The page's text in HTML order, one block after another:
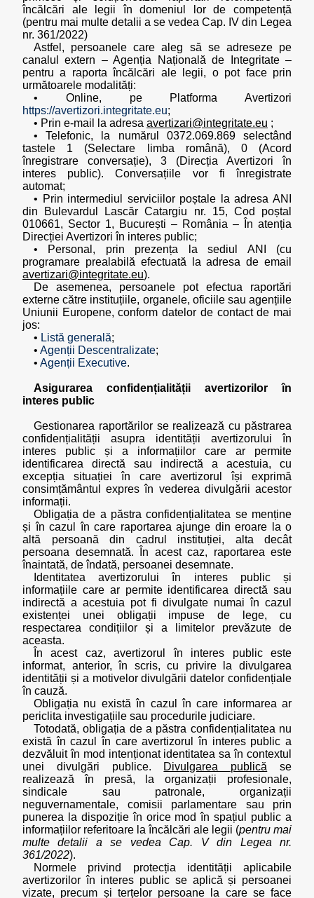
încălcări ale legii în domeniul lor de competență
(pentru mai multe detalii a se vedea Cap. IV din Legea
nr. 361/2022)
Astfel, persoanele care aleg să se adreseze pe
canalul extern – Agenția Națională de Integritate –
pentru a raporta încălcări ale legii, o pot face prin
următoarele modalități:
• Online, pe Platforma Avertizori
https://avertizori.integritate.eu;
• Prin e-mail la adresa avertizari@integritate.eu ;
• Telefonic, la numărul 0372.069.869 selectând
tastele 1 (Selectare limba română), 0 (Acord
înregistrare conversație), 3 (Direcția Avertizori în
interes public). Conversațiile vor fi înregistrate
automat;
• Prin intermediul serviciilor poștale la adresa ANI
din Bulevardul Lascăr Catargiu nr. 15, Cod poștal
010661, Sector 1, București – România – În atenția
Direcției Avertizori în interes public;
• Personal, prin prezența la sediul ANI (cu
programare prealabilă efectuată la adresa de email
avertizari@integritate.eu).
De asemenea, persoanele pot efectua raportări
externe către instituțiile, organele, oficiile sau agențiile
Uniunii Europene, conform datelor de contact de mai
jos:
• Listă generală;
• Agenții Descentralizate;
• Agenții Executive.
Asigurarea confidențialității avertizorilor în
interes public
Gestionarea raportărilor se realizează cu păstrarea
confidențialității asupra identității avertizorului în
interes public și a informațiilor care ar permite
identificarea directă sau indirectă a acestuia, cu
excepția situației în care avertizorul își exprimă
consimțământul expres în vederea divulgării acestor
informații.
Obligația de a păstra confidențialitatea se menține
și în cazul în care raportarea ajunge din eroare la o
altă persoană din cadrul instituției, alta decât
persoana desemnată. În acest caz, raportarea este
înaintată, de îndată, persoanei desemnate.
Identitatea avertizorului în interes public și
informațiile care ar permite identificarea directă sau
indirectă a acestuia pot fi divulgate numai în cazul
existenței unei obligații impuse de lege, cu
respectarea condițiilor și a limitelor prevăzute de
aceasta.
În acest caz, avertizorul în interes public este
informat, anterior, în scris, cu privire la divulgarea
identității și a motivelor divulgării datelor confidențiale
în cauză.
Obligația nu există în cazul în care informarea ar
periclita investigațiile sau procedurile judiciare.
Totodată, obligația de a păstra confidențialitatea nu
există în cazul în care avertizorul în interes public a
dezvăluit în mod intenționat identitatea sa în contextul
unei divulgări publice. Divulgarea publică se
realizează în presă, la organizații profesionale,
sindicale sau patronale, organizații
neguvernamentale, comisii parlamentare sau prin
punerea la dispoziție în orice mod în spațiul public a
informațiilor referitoare la încălcări ale legii (pentru mai
multe detalii a se vedea Cap. V din Legea nr.
361/2022).
Normele privind protecția identității aplicabile
avertizorilor în interes public se aplică și persoanei
vizate, precum și terțelor persoane la care se face